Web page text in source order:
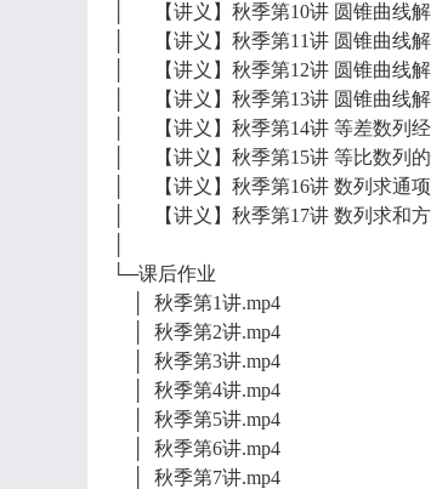
│ 【讲义】秋季第10讲 圆锥曲线
│ 【讲义】秋季第11讲 圆锥曲线
│ 【讲义】秋季第12讲 圆锥曲线
│ 【讲义】秋季第13讲 圆锥曲线
│ 【讲义】秋季第14讲 等差数列
│ 【讲义】秋季第15讲 等比数列
│ 【讲义】秋季第16讲 数列求通项
│ 【讲义】秋季第17讲 数列求和
└─课后作业
│ 秋季第1讲.mp4
│ 秋季第2讲.mp4
│ 秋季第3讲.mp4
│ 秋季第4讲.mp4
│ 秋季第5讲.mp4
│ 秋季第6讲.mp4
│ 秋季第7讲.mp4